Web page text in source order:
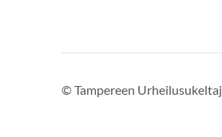
©Tampereen